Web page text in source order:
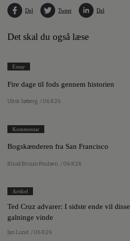
Del Tweet Del
Det skal du også læse
Essay
Fire dage til fods gennem historien
Ulrik Søberg / 06.8.26
Kommentar
Bogskænderen fra San Francisco
Knud Bruun Poulsen / 06.8.26
Artikel
Ted Cruz advarer: I sidste ende vil disse
galninge vinde
Jan Lund / 06.8.26